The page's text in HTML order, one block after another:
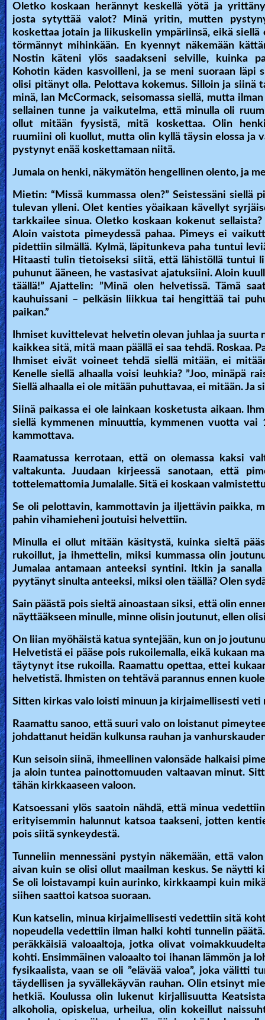
Hell
Prayer
Bible/Study
Jesus
Warfare
Revelations
Testimonies
Evangelism
Documentaries
Islam
Other
Other
Languages
Contact/Feedback/Donate
Follow
us
Social
Media
PDF
Books
Random
Video
Ask
Bible
Questions
Something
Funny...
Page,
Older
Material
Oletko koskaan herännyt keskellä yötä ja
josta sytyttää valot? Minä yritin, mutten
koskettaa jotain ja liikuskelin ympäriinsä, eikä siellä
törmännyt mihinkään. En kyennyt näkemään
Nostin käteni ylös saadakseni selville, kuinka
Kohotin käden kasvoilleni, ja se meni suoraan läpi
olisi pitänyt olla. Pelottava kokemus. Silloin ja siinä
minä, Ian McCormack, seisomassa siellä, mutta
sellainen tunne ja vaikutelma, että minulla oli
ollut mitään fyysistä, mitä koskettaa. Olin
ruumiini oli kuollut, mutta olin kyllä täysin elossa ja
pystynyt enää koskettamaan niitä.
Jumala on henki, näkymätön hengellinen olento, ja
Mietin: “Missä kummassa olen?” Seistessäni
tulevan ylleni. Olet kenties yöaikaan kävellyt
tarkkailee sinua. Oletko koskaan kokenut
Aloin vaistota pimeydessä pahaa. Pimeys ei
pidettiin silmällä. Kylmä, läpitunkeva paha tuntui
Hitaasti tulin tietoiseksi siitä, että lähistöllä tuntui
puhunut ääneen, he vastasivat ajatuksiini. Aloin
täällä!” Ajattelin: ”Minä olen helvetissä. Tämä
kauhuissani – pelkäsin liikkua tai hengittää tai
paikan.”
Ihmiset kuvittelevat helvetin olevan juhlaa ja
kaikkea sitä, mitä maan päällä ei saa tehdä.
Ihmiset eivät voineet tehdä siellä mitään, ei
Kenelle siellä alhaalla voisi leuhkia? ”Joo, minäpä
Siellä alhaalla ei ole mitään puhuttavaa, ei mitään.
Siinä paikassa ei ole lainkaan kosketusta aikaan.
siellä kymmenen minuuttia, kymmenen vuotta
kammottava.
Raamatussa kerrotaan, että on olemassa kaksi
valtakunta. Juudaan kirjeessä sanotaan, että
tottelemattomia Jumalalle. Sitä ei koskaan
Se oli pelottavin, kammottavin ja iljettävin paikka,
pahin vihamieheni joutuisi helvettiin.
Minulla ei ollut mitään käsitystä, kuinka sieltä
rukoillut, ja ihmettelin, miksi kummassa olin
Jumalaa antamaan anteeksi syntini. Itkin ja
pyytänyt sinulta anteeksi, miksi olen täällä? Olen
Sain päästä pois sieltä ainoastaan siksi, että olin
näyttääkseen minulle, minne olisin joutunut, ellen
On liian myöhäistä katua syntejään, kun on jo
Helvetistä ei pääse pois rukoilemalla, eikä kukaan
täytynyt itse rukoilla. Raamattu opettaa, ettei
helvetistä. Ihmisten on tehtävä parannus ennen
Sitten kirkas valo loisti minuun ja kirjaimellisesti veti
Raamattu sanoo, että suuri valo on loistanut
johdattanut heidän kulkunsa rauhan ja
Kun seisoin siinä, ihmeellinen valonsäde halkaisi
ja aloin tuntea painottomuuden valtaavan minut.
tähän kirkkaaseen valoon.
Katsoessani ylös saatoin nähdä, että minua
erityisemmin halunnut katsoa taakseni, jotten
pois siitä synkeydestä.
Tunneliin mennessäni pystyin näkemään, että
aivan kuin se olisi ollut maailman keskus. Se näytti
Se oli loistavampi kuin aurinko, kirkkaampi kuin
siihen saattoi katsoa suoraan.
Kun katselin, minua kirjaimellisesti vedettiin sitä
nopeudella vedettiin ilman halki kohti tunnelin
peräkkäisiä valoaaltoja, jotka olivat
kohti. Ensimmäinen valoaalto toi ihanan lämmön ja
fysikaalista, vaan se oli ”elävää valoa”, joka välitti
täydellisen ja syvällekäyvän rauhan. Olin etsinyt
hetkiä. Koulussa olin lukenut kirjallisuutta
alkoholia, opiskelua, urheilua, olin kokeillut